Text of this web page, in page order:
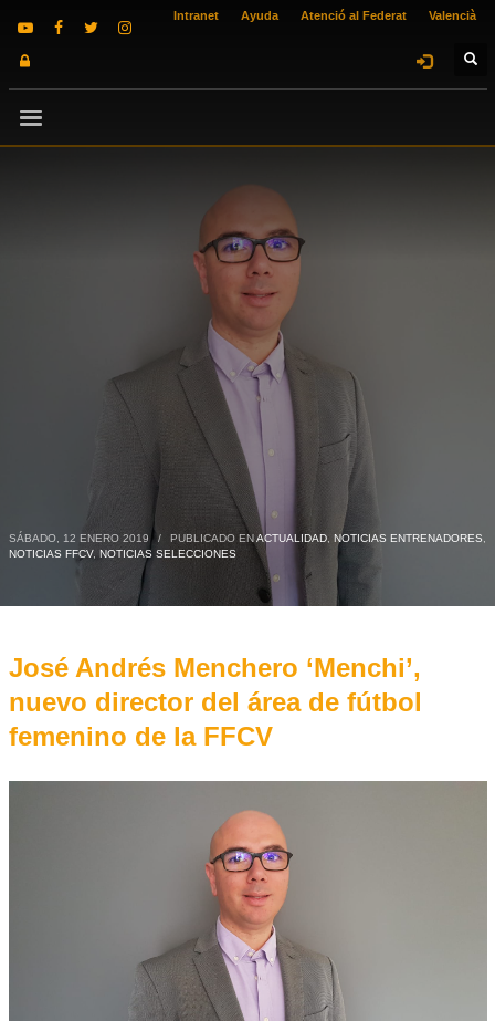
Intranet Ayuda Atenció al Federat Valencià
SÁBADO, 12 ENERO 2019 / PUBLICADO ENACTUALIDAD, NOTICIAS ENTRENADORES
NOTICIAS FFCV, NOTICIAS SELECCIONES
José Andrés Menchero ‘Menchi’,
nuevo director del área de fútbol
femenino de la FFCV